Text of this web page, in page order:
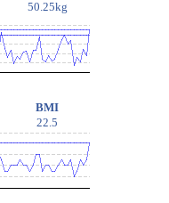
50.25kg
BMI
22.5